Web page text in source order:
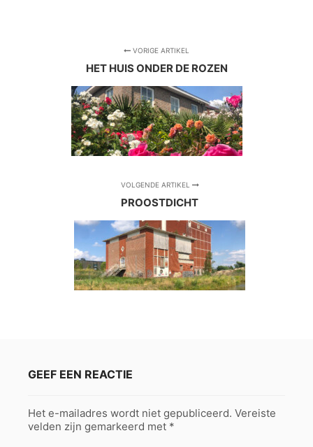
VORIGE ARTIKEL
HET HUIS ONDER DE ROZEN
VOLGENDE ARTIKEL
PROOSTDICHT
GEEF EEN REACTIE
Het e-mailadres wordt niet gepubliceerd. Vereiste
velden zijn gemarkeerd met *